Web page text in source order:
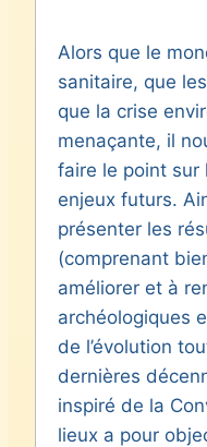
Alors que le
sanitaire, que
que la crise
menaçante, il
faire le point sur
enjeux futurs.
présenter les
(comprenant
améliorer et à
archéologiques
de l’évolution
dernières
inspiré de la
lieux a pour